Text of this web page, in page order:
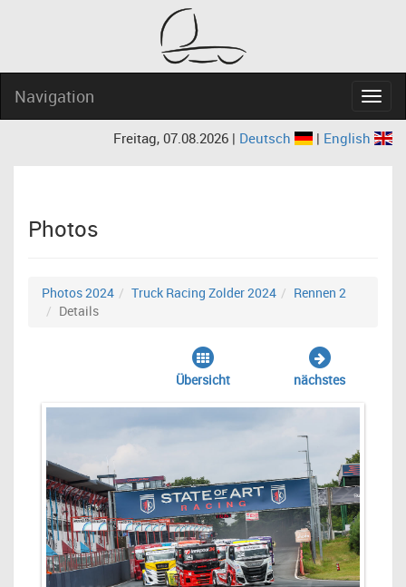
Navigation
Freitag, 07.08.2026 | Deutsch | English
Photos
Photos 2024 Truck Racing Zolder 2024
Rennen 2
Details
Übersicht nächstes